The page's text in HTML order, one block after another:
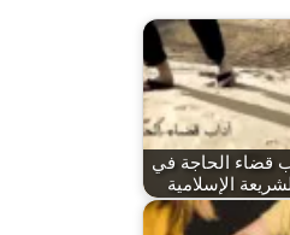
قضاء الحاجة في
الإسلامية